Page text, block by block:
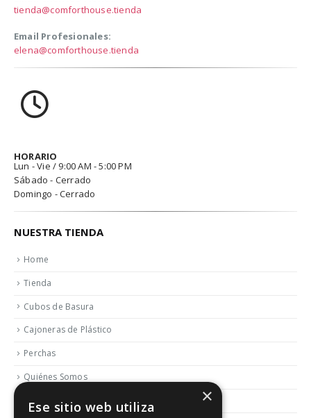
tienda@comforthouse.tienda
Email Profesionales:
elena@comforthouse.tienda
HORARIO
Lun - Vie / 9:00 AM - 5:00 PM
Sábado - Cerrado
Domingo - Cerrado
NUESTRA TIENDA
Home
Tienda
Cubos de Basura
Cajoneras de Plástico
Perchas
Quiénes Somos
Contactar
×
Ese sitio web utiliza